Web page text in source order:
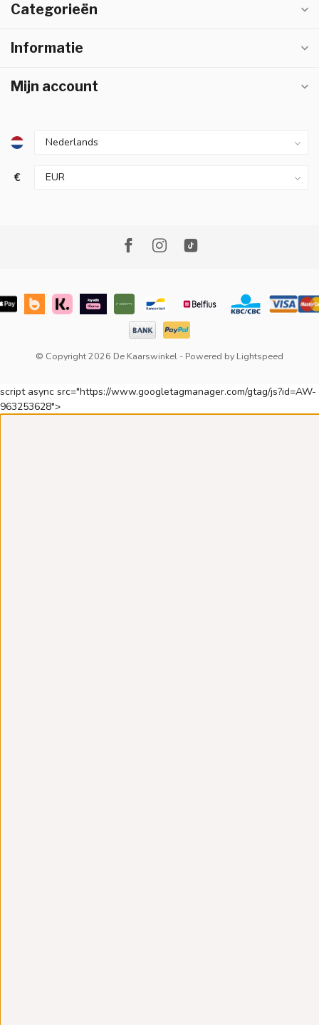
Categorieën
Informatie
Mijn account
€
© Copyright 2026 De Kaarswinkel - Powered by Lightspeed
script async src="https://www.googletagmanager.com/gtag/js?id=AW-
963253628">